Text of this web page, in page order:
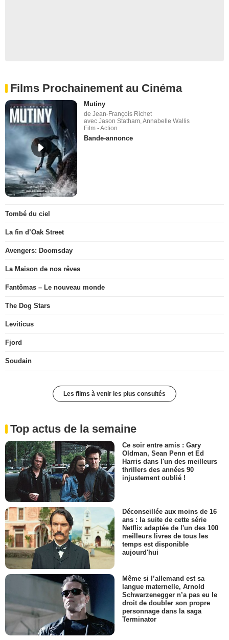
Films Prochainement au Cinéma
Mutiny
de Jean-François Richet
avec Jason Statham, Annabelle Wallis
Film - Action
Bande-annonce
Tombé du ciel
La fin d’Oak Street
Avengers: Doomsday
La Maison de nos rêves
Fantômas – Le nouveau monde
The Dog Stars
Leviticus
Fjord
Soudain
Les films à venir les plus consultés
Top actus de la semaine
Ce soir entre amis : Gary
Oldman, Sean Penn et Ed
Harris dans l'un des meilleurs
thrillers des années 90
injustement oublié !
Déconseillée aux moins de 16
ans : la suite de cette série
Netflix adaptée de l'un des 100
meilleurs livres de tous les
temps est disponible
aujourd'hui
Même si l’allemand est sa
langue maternelle, Arnold
Schwarzenegger n’a pas eu le
droit de doubler son propre
personnage dans la saga
Terminator